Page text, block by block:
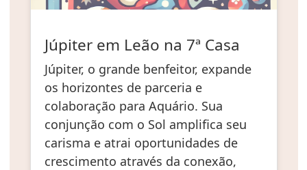
Júpiter em Leão na 7ª Casa
Júpiter, o grande benfeitor, expande
os horizontes de parceria e
colaboração para Aquário. Sua
conjunção com o Sol amplifica seu
carisma e atrai oportunidades de
crescimento através da conexão,